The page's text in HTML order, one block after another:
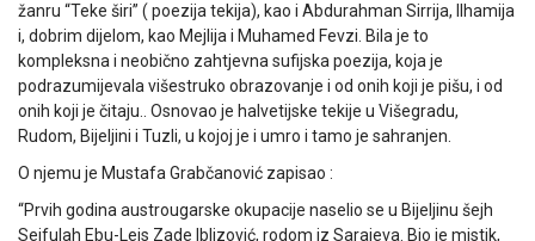
žanru “Teke širi” ( poezija tekija), kao i Abdurahman Sirrija, Ilhamija
i, dobrim dijelom, kao Mejlija i Muhamed Fevzi. Bila je to
kompleksna i neobično zahtjevna sufijska poezija, koja je
podrazumijevala višestruko obrazovanje i od onih koji je pišu, i od
onih koji je čitaju.. Osnovao je halvetijske tekije u Višegradu,
Rudom, Bijeljini i Tuzli, u kojoj je i umro i tamo je sahranjen.
O njemu je Mustafa Grabčanović zapisao :
“Prvih godina austrougarske okupacije naselio se u Bijeljinu šejh
Sejfulah Ebu-Lejs Zade Iblizović, rodom iz Sarajeva. Bio je mistik,